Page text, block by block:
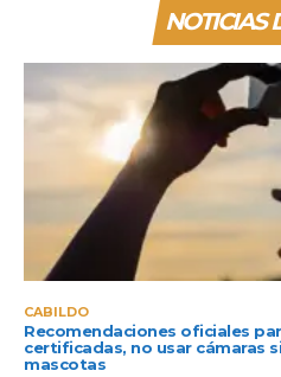
NOTICIAS
CABILDO
Recomendaciones oficiales
certificadas, no usar cámaras
mascotas